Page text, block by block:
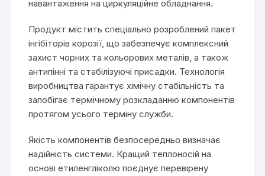
навантаження на циркуляційне обладнання.
Продукт містить спеціально розроблений пакет
інгібіторів корозії, що забезпечує комплексний
захист чорних та кольорових металів, а також
антипінні та стабілізуючі присадки. Технологія
виробництва гарантує хімічну стабільність та
запобігає термічному розкладанню компонентів
протягом усього терміну служби.
Якість компонентів безпосередньо визначає
надійність системи. Кращий теплоносій на
основі етиленгліколю поєднує перевірену